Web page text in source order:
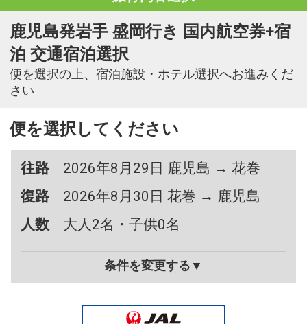
鹿児島発岩手 盛岡行き 国内航空券+宿
泊 交通宿泊選択
便を選択の上、宿泊施設・ホテル選択へお進みくだ
さい
便を選択してください
往路
2026年8月29日 鹿児島 → 花巻
復路
2026年8月30日 花巻 → 鹿児島
人数
大人2名・子供0名
条件を変更する▼